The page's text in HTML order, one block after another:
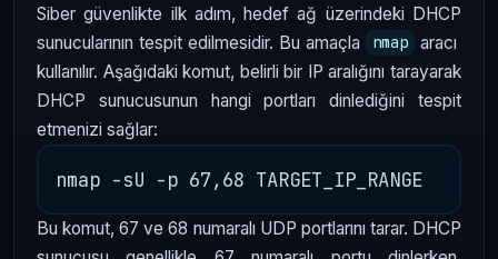
Siber güvenlikte ilk adım, hedef ağ üzerindeki DHCP
sunucularının tespit edilmesidir. Bu amaçla
nmap
aracı
kullanılır. Aşağıdaki komut, belirli bir IP aralığını tarayarak
DHCP sunucusunun hangi portları dinlediğini tespit
etmenizi sağlar:
Bu komut, 67 ve 68 numaralı UDP portlarını tarar. DHCP